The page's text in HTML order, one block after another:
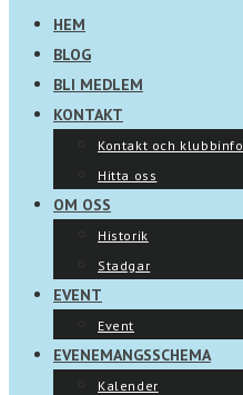
HEM
BLOG
BLI MEDLEM
KONTAKT
Kontakt och klubbinfo
Hitta oss
OM OSS
Historik
Stadgar
EVENT
Event
EVENEMANGSSCHEMA
Kalender